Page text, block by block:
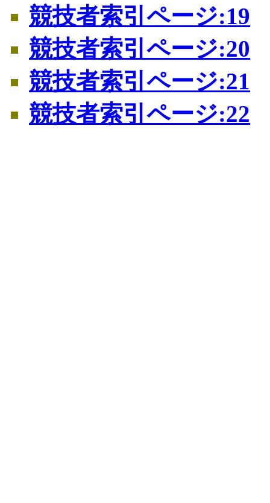
競技者索引ページ:19
競技者索引ページ:20
競技者索引ページ:21
競技者索引ページ:22